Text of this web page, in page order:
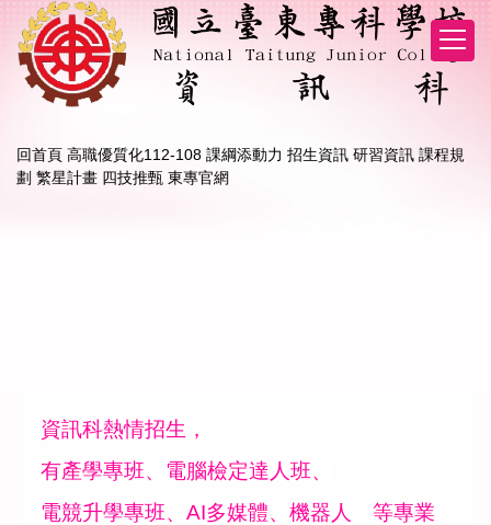
到
主
要
區
回首頁 高職優質化112-108 課綱添動力 招生資訊 研習資訊 課程規
劃 繁星計畫 四技推甄 東專官網
資訊科熱情招生，
有產學專班、電腦檢定達人班、
電競升學專班、AI多媒體、機器人 等專業